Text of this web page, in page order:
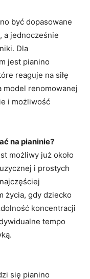
być dopasowane
a jednocześnie
Dla
jest pianino
reaguje na siłę
model renomowanej
i możliwość
na pianinie?
możliwy już około
i prostych
życia, gdy dziecko
koncentracji
tempo
się pianino